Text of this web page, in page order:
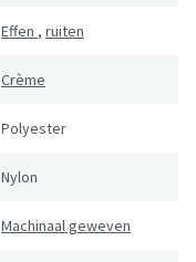
Effen , ruiten
Crème
Polyester
Nylon
Machinaal geweven